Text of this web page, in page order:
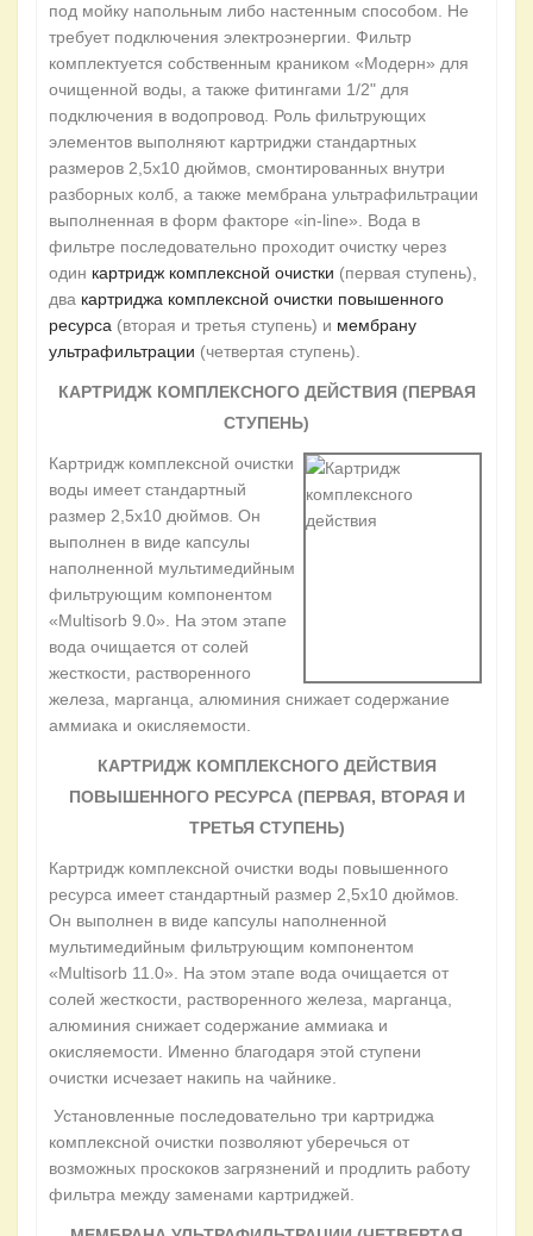
под мойку напольным либо настенным способом. Не
требует подключения электроэнергии. Фильтр
комплектуется собственным краником «Модерн» для
очищенной воды, а также фитингами 1/2" для
подключения в водопровод. Роль фильтрующих
элементов выполняют картриджи стандартных
размеров 2,5х10 дюймов, смонтированных внутри
разборных колб, а также мембрана ультрафильтрации
выполненная в форм факторе «in-line». Вода в
фильтре последовательно проходит очистку через
один картридж комплексной очистки (первая ступень),
два картриджа комплексной очистки повышенного
ресурса (вторая и третья ступень) и мембрану
ультрафильтрации (четвертая ступень).
КАРТРИДЖ КОМПЛЕКСНОГО ДЕЙСТВИЯ (ПЕРВАЯ
СТУПЕНЬ)
Картридж комплексной очистки
воды имеет стандартный
размер 2,5х10 дюймов. Он
выполнен в виде капсулы
наполненной мультимедийным
фильтрующим компонентом
«Multisorb 9.0». На этом этапе
вода очищается от солей
жесткости, растворенного
железа, марганца, алюминия снижает содержание
аммиака и окисляемости.
КАРТРИДЖ КОМПЛЕКСНОГО ДЕЙСТВИЯ
ПОВЫШЕННОГО РЕСУРСА (ПЕРВАЯ, ВТОРАЯ И
ТРЕТЬЯ СТУПЕНЬ)
Картридж комплексной очистки воды повышенного
ресурса имеет стандартный размер 2,5х10 дюймов.
Он выполнен в виде капсулы наполненной
мультимедийным фильтрующим компонентом
«Multisorb 11.0». На этом этапе вода очищается от
солей жесткости, растворенного железа, марганца,
алюминия снижает содержание аммиака и
окисляемости. Именно благодаря этой ступени
очистки исчезает накипь на чайнике.
Установленные последовательно три картриджа
комплексной очистки позволяют уберечься от
возможных проскоков загрязнений и продлить работу
фильтра между заменами картриджей.